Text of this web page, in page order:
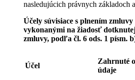
nasledujúcich právnych základoch
Účely súvisiace s plnením
vykonanými na žiadosť
zmluvy, podľa čl. 6 ods. 1 písm.
Účel
Zahrnuté
údaje